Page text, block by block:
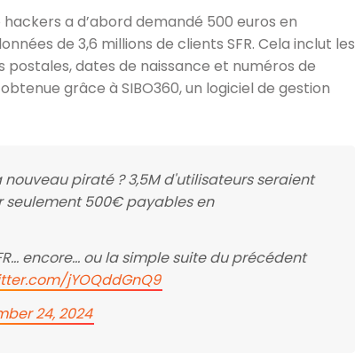
a d’abord demandé 500 euros en
de 3,6 millions de clients SFR. Cela inclut les
dates de naissance et numéros de
grâce à SIBO360, un logiciel de gestion
a nouveau piraté ? 3,5M d'utilisateurs seraient
seulement 500€ payables en
encore… ou la simple suite du précédent
jYOQddGnQ9
24, 2024